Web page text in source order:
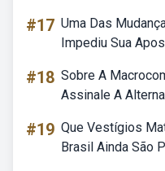
#17 Uma Das
Impediu Sua
#18 Sobre A
Assinale A
#19 Que Vestígios
Brasil Ainda São